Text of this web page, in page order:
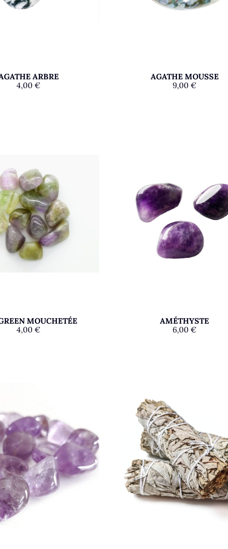
ARBRE
4,00 €
AGATHE MOUSSE
9,00 €
MOUCHETÉE
4,00 €
AMÉTHYSTE
6,00 €